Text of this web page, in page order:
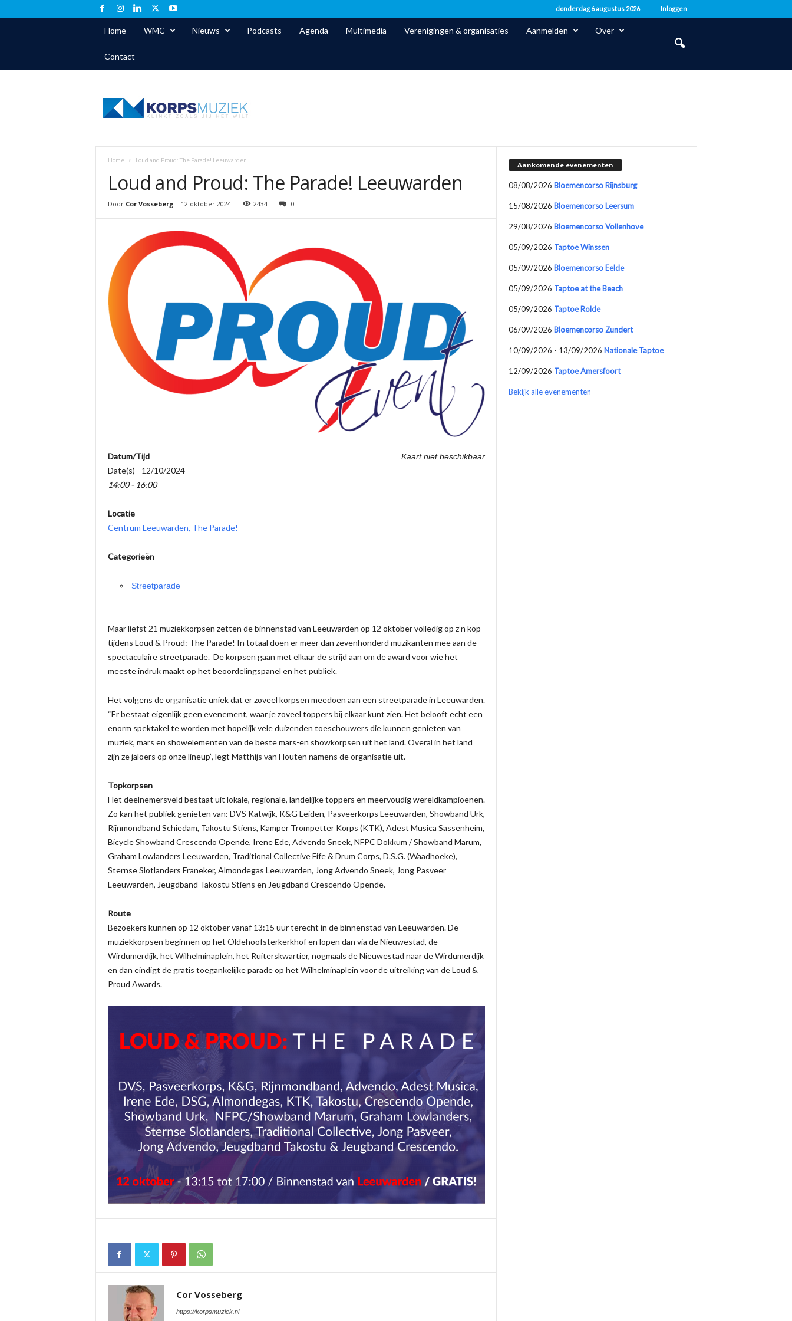
donderdag 6 augustus 2026 Inloggen
Home WMC Nieuws Podcasts Agenda Multimedia Verenigingen & organisaties Aanmelden Over
Contact
Home Loud and Proud: The Parade! Leeuwarden
Loud and Proud: The Parade! Leeuwarden
Door Cor Vosseberg- 12 oktober 2024 2434 0
Kaart niet beschikbaar
Datum/Tijd
Date(s) - 12/10/2024
14:00 - 16:00
Locatie
Centrum Leeuwarden, The Parade!
Categorieën
Streetparade
Maar liefst 21 muziekkorpsen zetten de binnenstad van Leeuwarden op 12 oktober volledig op z’n kop
tijdens Loud & Proud: The Parade! In totaal doen er meer dan zevenhonderd muzikanten mee aan de
spectaculaire streetparade. De korpsen gaan met elkaar de strijd aan om de award voor wie het
meeste indruk maakt op het beoordelingspanel en het publiek.
Het volgens de organisatie uniek dat er zoveel korpsen meedoen aan een streetparade in Leeuwarden.
“Er bestaat eigenlijk geen evenement, waar je zoveel toppers bij elkaar kunt zien. Het belooft echt een
enorm spektakel te worden met hopelijk vele duizenden toeschouwers die kunnen genieten van
muziek, mars en showelementen van de beste mars-en showkorpsen uit het land. Overal in het land
zijn ze jaloers op onze lineup”, legt Matthijs van Houten namens de organisatie uit.
Topkorpsen
Het deelnemersveld bestaat uit lokale, regionale, landelijke toppers en meervoudig wereldkampioenen.
Zo kan het publiek genieten van: DVS Katwijk, K&G Leiden, Pasveerkorps Leeuwarden, Showband Urk,
Rijnmondband Schiedam, Takostu Stiens, Kamper Trompetter Korps (KTK), Adest Musica Sassenheim,
Bicycle Showband Crescendo Opende, Irene Ede, Advendo Sneek, NFPC Dokkum / Showband Marum,
Graham Lowlanders Leeuwarden, Traditional Collective Fife & Drum Corps, D.S.G. (Waadhoeke),
Sternse Slotlanders Franeker, Almondegas Leeuwarden, Jong Advendo Sneek, Jong Pasveer
Leeuwarden, Jeugdband Takostu Stiens en Jeugdband Crescendo Opende.
Route
Bezoekers kunnen op 12 oktober vanaf 13:15 uur terecht in de binnenstad van Leeuwarden. De
muziekkorpsen beginnen op het Oldehoofsterkerkhof en lopen dan via de Nieuwestad, de
Wirdumerdijk, het Wilhelminaplein, het Ruiterskwartier, nogmaals de Nieuwestad naar de Wirdumerdijk
en dan eindigt de gratis toegankelijke parade op het Wilhelminaplein voor de uitreiking van de Loud &
Proud Awards.
Cor Vosseberg
https://korpsmuziek.nl
Aankomende evenementen
08/08/2026 Bloemencorso Rijnsburg
15/08/2026 Bloemencorso Leersum
29/08/2026 Bloemencorso Vollenhove
05/09/2026 Taptoe Winssen
05/09/2026 Bloemencorso Eelde
05/09/2026 Taptoe at the Beach
05/09/2026 Taptoe Rolde
06/09/2026 Bloemencorso Zundert
10/09/2026 - 13/09/2026 Nationale Taptoe
12/09/2026 Taptoe Amersfoort
Bekijk alle evenementen